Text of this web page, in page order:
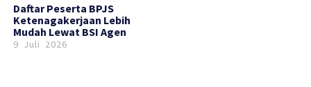
Daftar Peserta BPJS
Ketenagakerjaan Lebih
Mudah Lewat BSI Agen
9 Juli 2026